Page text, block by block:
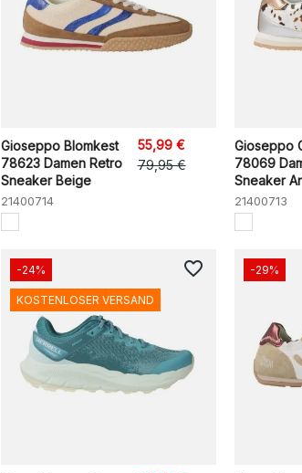
Gioseppo Blomkest
78623 Damen Retro
Sneaker Beige
21400714
55,99 €
79,95 €
Gioseppo
78069
Sneaker
21400713
-24%
KOSTENLOSER VERSAND
favorite_border -29%